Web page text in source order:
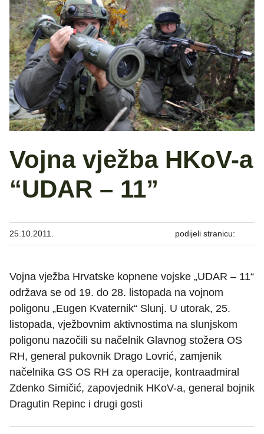
Vojna vježba HKoV-a
“UDAR – 11”
25.10.2011. podijeli stranicu:
Vojna vježba Hrvatske kopnene vojske „UDAR – 11“
održava se od 19. do 28. listopada na vojnom
poligonu „Eugen Kvaternik“ Slunj. U utorak, 25.
listopada, vježbovnim aktivnostima na slunjskom
poligonu nazočili su načelnik Glavnog stožera OS
RH, general pukovnik Drago Lovrić, zamjenik
načelnika GS OS RH za operacije, kontraadmiral
Zdenko Simičić, zapovjednik HKoV-a, general bojnik
Dragutin Repinc i drugi gosti